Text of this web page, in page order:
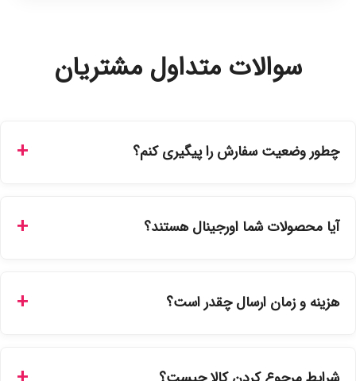
سوالات متداول مشتریان
چطور وضعیت سفارش را پیگیری کنم؟
سفارشات در سایت، وضعیت لحظه‌ای مرسوله را مشاهده کنید.
آیا محصولات شما اورجینال هستند؟
نمایندگی‌های معتبر تهیه شده و دارای بچ‌کد قابل استعلام هستند.
هزینه و زمان ارسال چقدر است؟